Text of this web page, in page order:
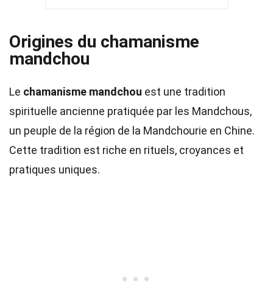
Origines du chamanisme
mandchou
Le chamanisme mandchou est une tradition
spirituelle ancienne pratiquée par les Mandchous,
un peuple de la région de la Mandchourie en Chine.
Cette tradition est riche en rituels, croyances et
pratiques uniques.